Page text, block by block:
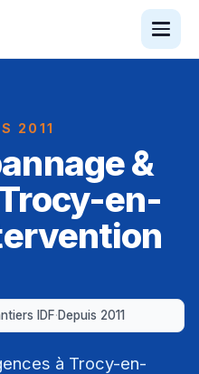
2011
&
en-
IDF·Depuis 2011
à Trocy-en-